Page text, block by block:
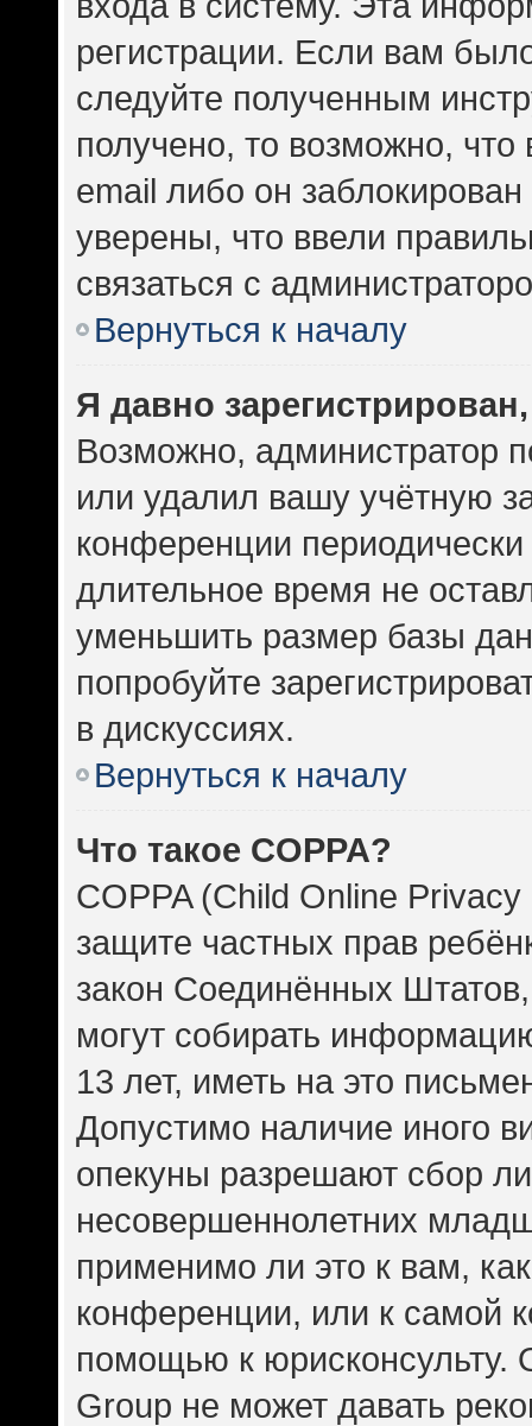
регистрации. Если вам
следуйте полученным
получено, то возможно,
email либо он
уверены, что ввели
связаться с
Вернуться к началу
Я давно
Возможно, администратор
или удалил вашу учётную
конференции
длительное время не
уменьшить размер базы
попробуйте
в дискуссиях.
Вернуться к началу
Что такое COPPA?
COPPA (Child Online
защите частных прав
закон Соединённых
могут собирать
13 лет, иметь на это
Допустимо наличие иного
опекуны разрешают сбор
несовершеннолетних
применимо ли это к вам,
конференции, или к самой
помощью к юрисконсульту.
Group не может давать